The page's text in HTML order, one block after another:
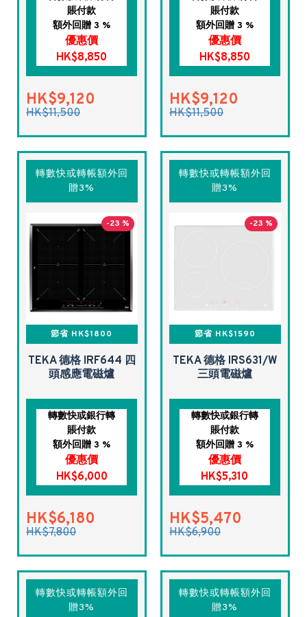
賬付款
額外回贈 3 %
優惠價
HK$8,850
HK$9,120
HK$11,500
賬付款
額外回贈 3 %
優惠價
HK$8,850
HK$9,120
HK$11,500
轉數快或轉帳額外回
贈3%
-23 %
節省 HK$1800
TEKA 德格 IRF644 四
頭感應電磁爐
轉數快或銀行轉
賬付款
額外回贈 3 %
優惠價
HK$6,000
HK$6,180
HK$7,800
轉數快或轉帳額外回
贈3%
-23 %
節省 HK$1590
TEKA 德格 IRS631/W
三頭電磁爐
轉數快或銀行轉
賬付款
額外回贈 3 %
優惠價
HK$5,310
HK$5,470
HK$6,900
轉數快或轉帳額外回
贈3%
轉數快或轉帳額外回
贈3%